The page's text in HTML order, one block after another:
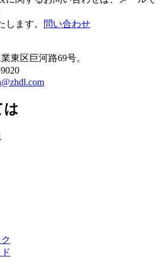
します。
問い合わせ
東区巨河路69号。
は